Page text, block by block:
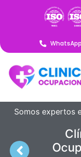
WhatsApp
Somos expertos